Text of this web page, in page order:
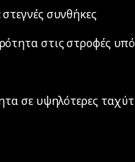
συνθήκες
στις στροφές
σε υψηλότερες